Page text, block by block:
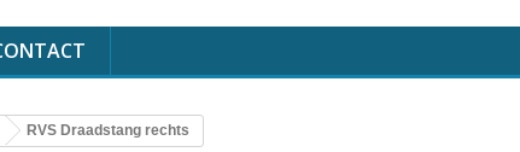
RVS Draadstang rechts